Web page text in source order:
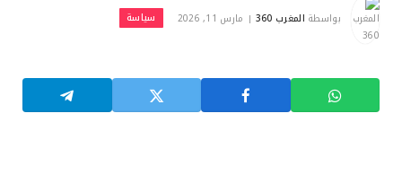
بواسطة المغرب 360 مارس 11, 2026 سياسة